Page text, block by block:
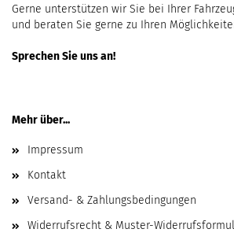
Gerne unterstützen wir Sie bei Ihrer
und beraten Sie gerne zu Ihren
Sprechen Sie uns an!
Mehr über...
Impressum
Kontakt
Versand- & Zahlungsbedingungen
Widerrufsrecht & Muster-